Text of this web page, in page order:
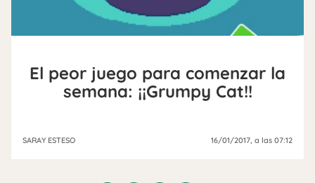
El peor juego para comenzar la
semana: ¡¡Grumpy Cat!!
SARAY ESTESO 16/01/2017 , a las 07:12